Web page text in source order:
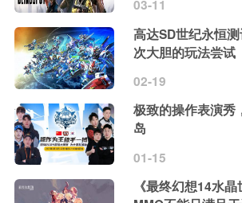
03-11
高达SD世纪永恒
次大胆的玩法尝试
02-19
极致的操作表演秀
岛
01-15
《最终幻想14水